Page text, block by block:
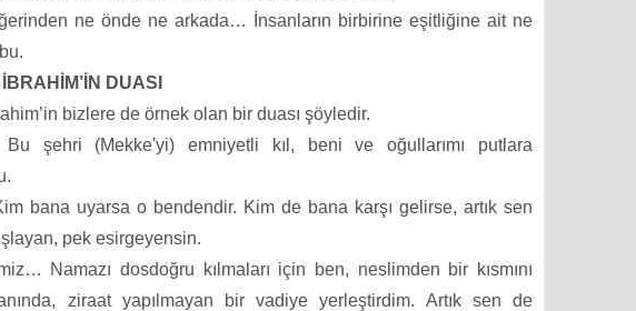
ne önde ne arkada… İnsanların birbirine eşitliğine ait ne
DUASI
bizlere de örnek olan bir duası şöyledir.
Bu şehri (Mekke'yi) emniyetli kıl, beni ve oğullarımı putlara
bana uyarsa o bendendir. Kim de bana karşı gelirse, artık sen
pek esirgeyensin.
Namazı dosdoğru kılmaları için ben, neslimden bir kısmını
ziraat yapılmayan bir vadiye yerleştirdim. Artık sen de